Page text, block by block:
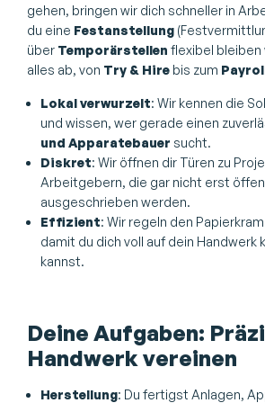
gehen, bringen wir dich schneller in
du eine Festanstellung
über Temporärstellen flexibel bleiben
alles ab, von Try & Hire bis zum
Lokal verwurzelt: Wir kennen die
und wissen, wer gerade einen
und Apparatebauer sucht.
Diskret: Wir öffnen dir Türen zu
Arbeitgebern, die gar nicht erst
ausgeschrieben werden.
Effizient: Wir regeln den
damit du dich voll auf dein Handwerk
kannst.
Deine Aufgaben:
Handwerk vereinen
Herstellung: Du fertigst Anlagen,